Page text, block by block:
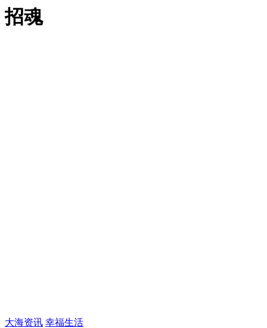
招魂
大海资讯 幸福生活